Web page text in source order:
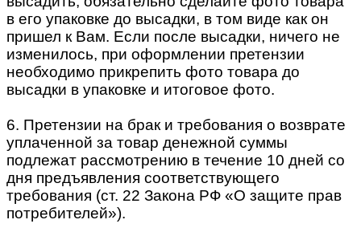
в его упаковке до высадки, в том виде как он
пришел к Вам. Если после высадки, ничего не
изменилось, при оформлении претензии
необходимо прикрепить фото товара до
высадки в упаковке и итоговое фото.
6. Претензии на брак и требования о возврате
уплаченной за товар денежной суммы
подлежат рассмотрению в течение 10 дней со
дня предъявления соответствующего
требования (ст. 22 Закона РФ «О защите прав
потребителей»).